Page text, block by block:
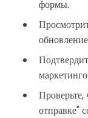
формы.
отправке"